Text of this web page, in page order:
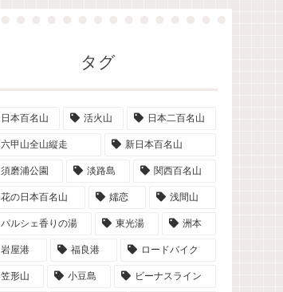
タグ
日本百名山 活火山 日本二百名山
六甲山全山縦走 新日本百名山
須磨浦公園 淡路島 関西百名山
花の日本百名山 嬬恋 浅間山
パルシェ香りの湯 東光湯 洲本
岩屋港 福良港 ロードバイク
笠形山 小豆島 ビーナスライン